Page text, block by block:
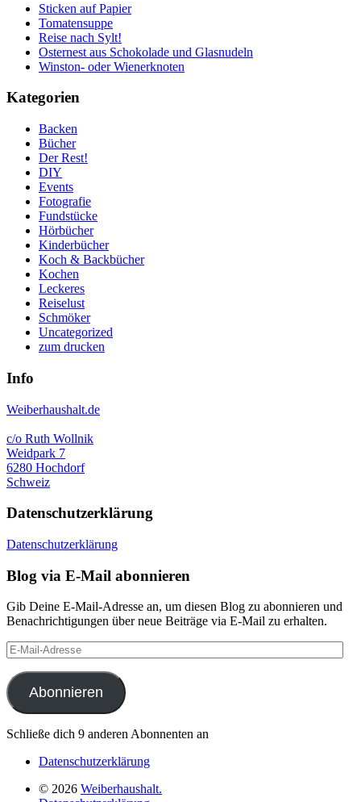
Sticken auf Papier
Tomatensuppe
Reise nach Sylt!
Osternest aus Schokolade und Glasnudeln
Winston- oder Wienerknoten
Kategorien
Backen
Bücher
Der Rest!
DIY
Events
Fotografie
Fundstücke
Hörbücher
Kinderbücher
Koch & Backbücher
Kochen
Leckeres
Reiselust
Schmöker
Uncategorized
zum drucken
Info
Weiberhaushalt.de
c/o Ruth Wollnik
Weidpark 7
6280 Hochdorf
Schweiz
Datenschutzerklärung
Datenschutzerklärung
Blog via E-Mail abonnieren
Gib Deine E-Mail-Adresse an, um diesen Blog zu abonnieren und
Benachrichtigungen über neue Beiträge via E-Mail zu erhalten.
E-
Mail-
Adresse
Abonnieren
Schließe dich 9 anderen Abonnenten an
Datenschutzerklärung
© 2026 Weiberhaushalt.